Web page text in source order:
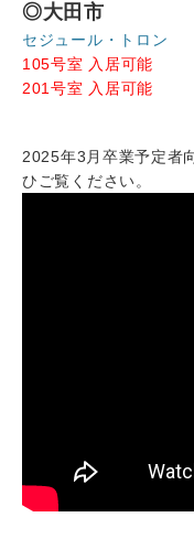
◎大田市
セジュール・トロン
105号室 入居可能
201号室 入居可能
2025年3月卒業予定者
ひご覧ください。